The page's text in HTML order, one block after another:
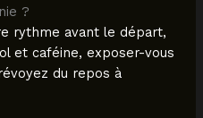
?
rythme avant le départ,
et caféine, exposer-vous
du repos à